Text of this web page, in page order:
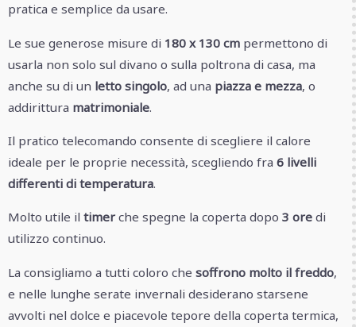
pratica e semplice da usare.
Le sue generose misure di 180 x 130 cm permettono di
usarla non solo sul divano o sulla poltrona di casa, ma
anche su di un letto singolo, ad una piazza e mezza, o
addirittura matrimoniale.
Il pratico telecomando consente di scegliere il calore
ideale per le proprie necessità, scegliendo fra 6 livelli
differenti di temperatura.
Molto utile il timer che spegne la coperta dopo 3 ore di
utilizzo continuo.
La consigliamo a tutti coloro che soffrono molto il freddo,
e nelle lunghe serate invernali desiderano starsene
avvolti nel dolce e piacevole tepore della coperta termica,